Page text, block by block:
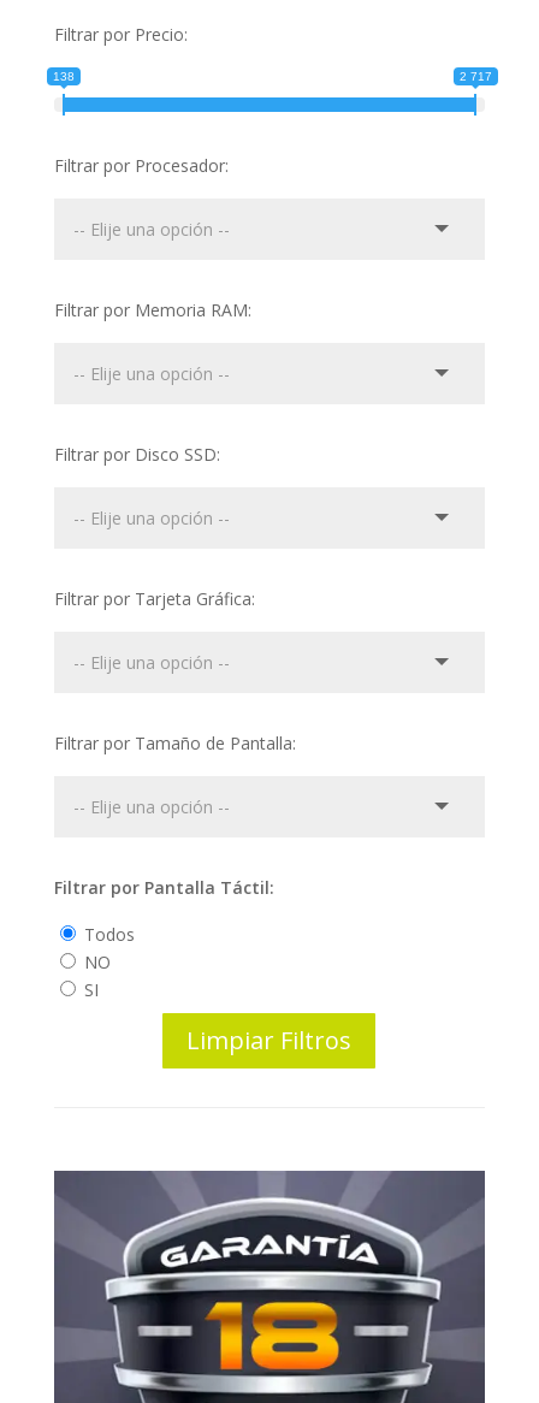
Filtrar por Precio:
138 2 717
Filtrar por Procesador:
Filtrar por Memoria RAM:
Filtrar por Disco SSD:
Filtrar por Tarjeta Gráfica:
Filtrar por Tamaño de Pantalla:
Filtrar por Pantalla Táctil:
Todos
NO
SI
Limpiar Filtros